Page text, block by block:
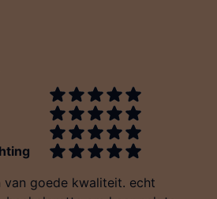
van goede kwaliteit. echt